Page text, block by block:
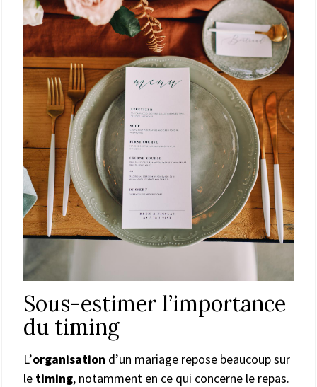
Sous-estimer l’importance
du timing
L’organisation d’un mariage repose beaucoup sur
le timing, notamment en ce qui concerne le repas.